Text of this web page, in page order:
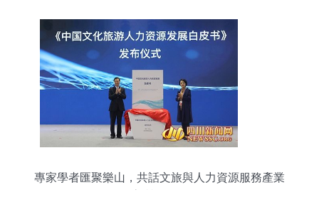
專家學者匯聚樂山，共話文旅與人力資源服務產業